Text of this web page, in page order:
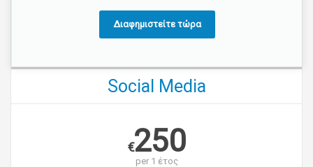
Διαφημιστείτε τώρα
Social Media
€250
per 1 έτος